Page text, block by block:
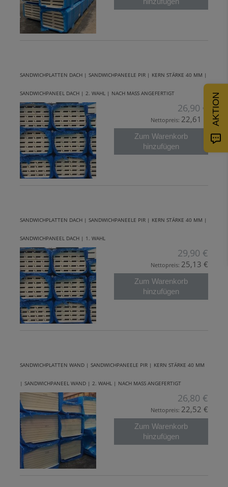
SANDWICHPLATTEN DACH | SANDWICHPANEELE PIR | KERN STÄRKE 40 MM |
SANDWICHPANEEL DACH | 2. WAHL | NACH MASS ANGEFERTIGT
26,90 €
Nettopreis: 22,61 €
Zum Warenkorb
hinzufügen
SANDWICHPLATTEN DACH | SANDWICHPANEELE PIR | KERN STÄRKE 40 MM |
SANDWICHPANEEL DACH | 1. WAHL
29,90 €
Nettopreis: 25,13 €
Zum Warenkorb
hinzufügen
SANDWICHPLATTEN WAND | SANDWICHPANEELE PIR | KERN STÄRKE 40 MM
| SANDWICHPANEEL WAND | 2. WAHL | NACH MASS ANGEFERTIGT
26,80 €
Nettopreis: 22,52 €
Zum Warenkorb
hinzufügen
AKTION